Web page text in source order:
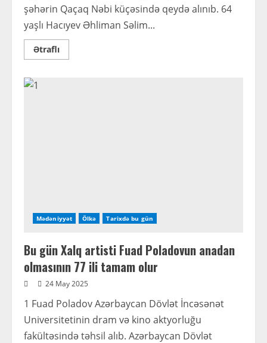
şəhərin Qaçaq Nəbi küçəsində qeydə alınıb. 64
yaşlı Hacıyev Əhliman Səlim...
ƏtraflıRead
more
Mədəniyyət Ölkə Tarixdə bu gün
Bu gün Xalq artisti Fuad Poladovun anadan
olmasının 77 ili tamam olur
24 May 2025
1 Fuad Poladov Azərbaycan Dövlət İncəsənət
Universitetinin dram və kino aktyorluğu
fakültəsində təhsil alıb. Azərbaycan Dövlət